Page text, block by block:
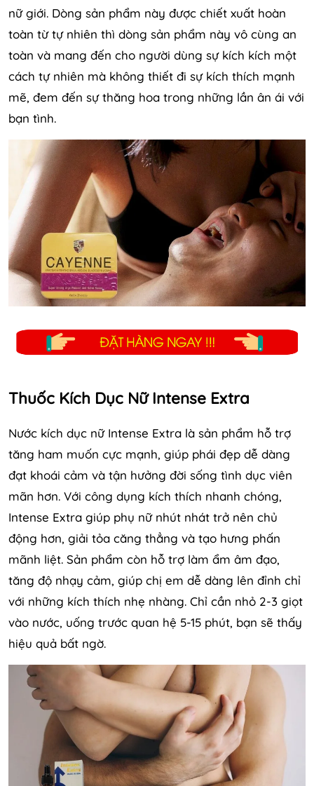
nữ giới. Dòng sản phẩm này được chiết xuất hoàn
toàn từ tự nhiên thì dòng sản phẩm này vô cùng an
toàn và mang đến cho người dùng sự kích kích một
cách tự nhiên mà không thiết đi sự kích thích mạnh
mẽ, đem đến sự thăng hoa trong những lần ân ái với
bạn tình.
Thuốc Kích Dục Nữ Intense Extra
Nước kích dục nữ Intense Extra là sản phẩm hỗ trợ
tăng ham muốn cực mạnh, giúp phái đẹp dễ dàng
đạt khoái cảm và tận hưởng đời sống tình dục viên
mãn hơn. Với công dụng kích thích nhanh chóng,
Intense Extra giúp phụ nữ nhút nhát trở nên chủ
động hơn, giải tỏa căng thẳng và tạo hưng phấn
mãnh liệt. Sản phẩm còn hỗ trợ làm ẩm âm đạo,
tăng độ nhạy cảm, giúp chị em dễ dàng lên đỉnh chỉ
với những kích thích nhẹ nhàng. Chỉ cần nhỏ 2-3 giọt
vào nước, uống trước quan hệ 5-15 phút, bạn sẽ thấy
hiệu quả bất ngờ.